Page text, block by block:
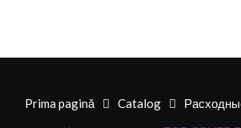
Prima pagină Catalog